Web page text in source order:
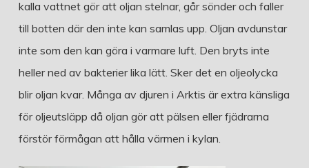
kalla vattnet gör att oljan stelnar, går sönder och faller
till botten där den inte kan samlas upp. Oljan avdunstar
inte som den kan göra i varmare luft. Den bryts inte
heller ned av bakterier lika lätt. Sker det en oljeolycka
blir oljan kvar. Många av djuren i Arktis är extra känsliga
för oljeutsläpp då oljan gör att pälsen eller fjädrarna
förstör förmågan att hålla värmen i kylan.